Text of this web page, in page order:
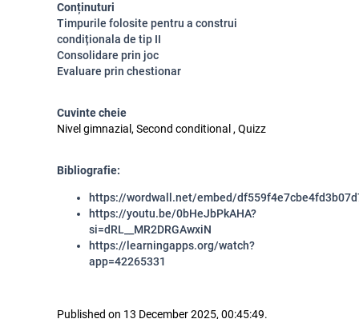
Conținuturi
Timpurile folosite pentru a construi
condiționala de tip II
Consolidare prin joc
Evaluare prin chestionar
Cuvinte cheie
Nivel gimnazial, Second conditional , Quizz
Bibliografie:
https://wordwall.net/embed/
https://youtu.be/0bHeJbPkAHA?
si=dRL__MR2DRGAwxiN
https://learningapps.org/watch?
app=42265331
Published on 13 December 2025, 00:45:49.